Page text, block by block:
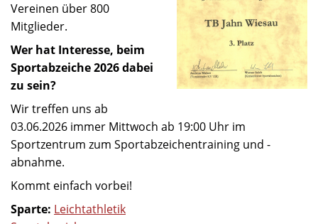
Vereinen über 800
Mitglieder.
Wer hat Interesse, beim
Sportabzeiche 2026 dabei
zu sein?
Wir treffen uns ab
03.06.2026 immer Mittwoch ab 19:00 Uhr im
Sportzentrum zum Sportabzeichentraining und -
abnahme.
Kommt einfach vorbei!
Sparte: Leichtathletik